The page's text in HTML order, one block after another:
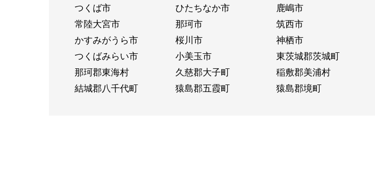
つくば市
ひたちなか市 鹿嶋市
常陸大宮市
那珂市 筑西市
かすみがうら市
桜川市 神栖市
つくばみらい市
小美玉市 東茨城郡茨城町
那珂郡東海村
久慈郡大子町 稲敷郡美浦村
結城郡八千代町
猿島郡五霞町 猿島郡境町